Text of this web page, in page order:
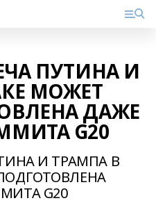
ПУТИНА И
МОЖЕТ
ДАЖЕ
G20
И ТРАМПА В
G20